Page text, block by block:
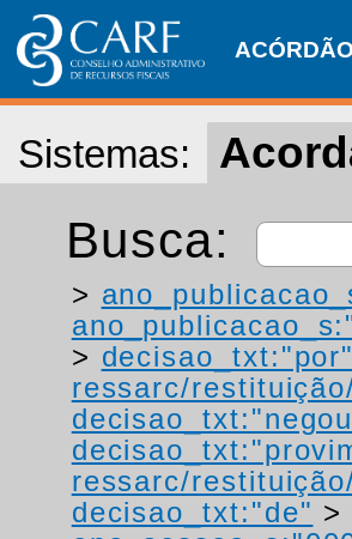
Sistemas:
Busca:
>
> decisao_txt:"por"
ressarc/
ressarc/
decisao_txt:"de" >